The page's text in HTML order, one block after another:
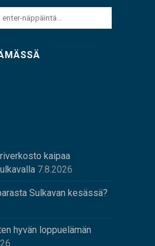
kaipaa
7.8.2026
Sulkavan kesässä?
hyvän loppuelämän